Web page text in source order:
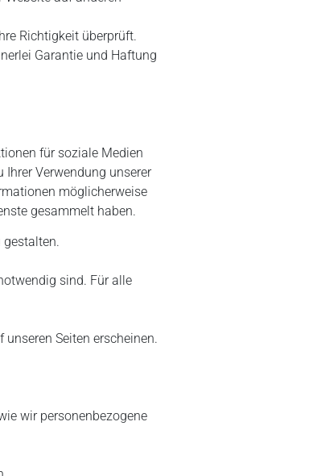
Richtigkeit überprüft.
Garantie und Haftung
für soziale Medien
Verwendung unserer
möglicherweise
gesammelt haben.
gestalten.
sind. Für alle
Seiten erscheinen.
wir personenbezogene